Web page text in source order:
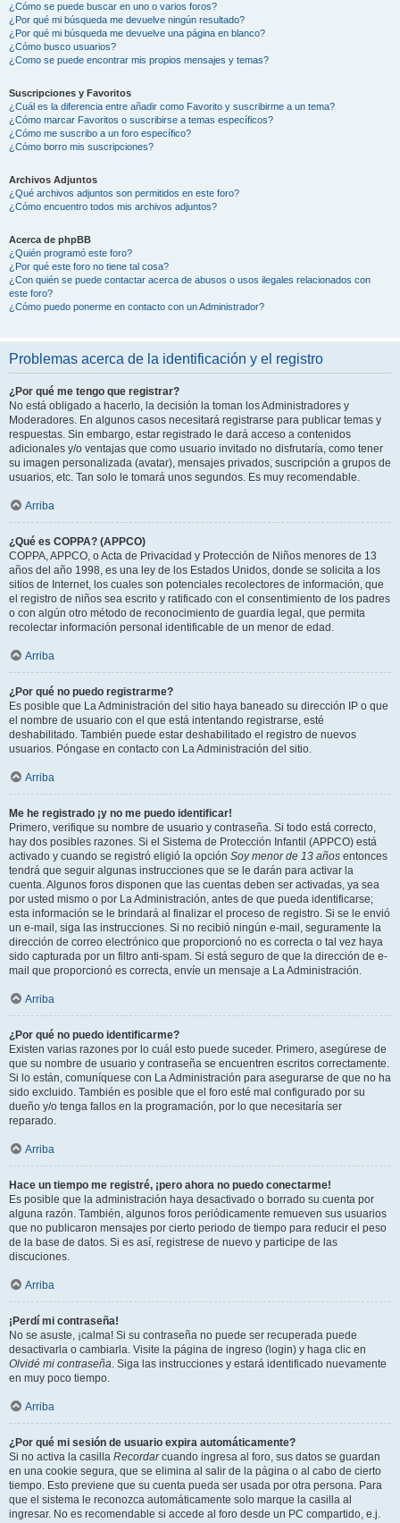
¿Cómo se puede buscar en uno o varios foros?
¿Por qué mi búsqueda me devuelve ningún resultado?
¿Por qué mi búsqueda me devuelve una página en blanco?
¿Cómo busco usuarios?
¿Como se puede encontrar mis propios mensajes y temas?
Suscripciones y Favoritos
¿Cuál es la diferencia entre añadir como Favorito y suscribirme a un tema?
¿Cómo marcar Favoritos o suscribirse a temas específicos?
¿Cómo me suscribo a un foro específico?
¿Cómo borro mis suscripciones?
Archivos Adjuntos
¿Qué archivos adjuntos son permitidos en este foro?
¿Cómo encuentro todos mis archivos adjuntos?
Acerca de phpBB
¿Quién programó este foro?
¿Por qué este foro no tiene tal cosa?
¿Con quién se puede contactar acerca de abusos o usos ilegales relacionados con
este foro?
¿Cómo puedo ponerme en contacto con un Administrador?
Problemas acerca de la identificación y el registro
¿Por qué me tengo que registrar?
No está obligado a hacerlo, la decisión la toman los Administradores y
Moderadores. En algunos casos necesitará registrarse para publicar temas y
respuestas. Sin embargo, estar registrado le dará acceso a contenidos
adicionales y/o ventajas que como usuario invitado no disfrutaría, como tener
su imagen personalizada (avatar), mensajes privados, suscripción a grupos de
usuarios, etc. Tan solo le tomará unos segundos. Es muy recomendable.
Arriba
¿Qué es COPPA? (APPCO)
COPPA, APPCO, o Acta de Privacidad y Protección de Niños menores de 13
años del año 1998, es una ley de los Estados Unidos, donde se solicita a los
sitios de Internet, los cuales son potenciales recolectores de información, que
el registro de niños sea escrito y ratificado con el consentimiento de los padres
o con algún otro método de reconocimiento de guardia legal, que permita
recolectar información personal identificable de un menor de edad.
Arriba
¿Por qué no puedo registrarme?
Es posible que La Administración del sitio haya baneado su dirección IP o que
el nombre de usuario con el que está intentando registrarse, esté
deshabilitado. También puede estar deshabilitado el registro de nuevos
usuarios. Póngase en contacto con La Administración del sitio.
Arriba
Me he registrado ¡y no me puedo identificar!
Primero, verifique su nombre de usuario y contraseña. Si todo está correcto,
hay dos posibles razones. Si el Sistema de Protección Infantil (APPCO) está
activado y cuando se registró eligió la opción Soy menor de 13 años entonces
tendrá que seguir algunas instrucciones que se le darán para activar la
cuenta. Algunos foros disponen que las cuentas deben ser activadas, ya sea
por usted mismo o por La Administración, antes de que pueda identificarse;
esta información se le brindará al finalizar el proceso de registro. Si se le envió
un e-mail, siga las instrucciones. Si no recibió ningún e-mail, seguramente la
dirección de correo electrónico que proporcionó no es correcta o tal vez haya
sido capturada por un filtro anti-spam. Si está seguro de que la dirección de e-
mail que proporcionó es correcta, envíe un mensaje a La Administración.
Arriba
¿Por qué no puedo identificarme?
Existen varias razones por lo cuál esto puede suceder. Primero, asegúrese de
que su nombre de usuario y contraseña se encuentren escritos correctamente.
Si lo están, comuníquese con La Administración para asegurarse de que no ha
sido excluido. También es posible que el foro esté mal configurado por su
dueño y/o tenga fallos en la programación, por lo que necesitaría ser
reparado.
Arriba
Hace un tiempo me registré, ¡pero ahora no puedo conectarme!
Es posible que la administración haya desactivado o borrado su cuenta por
alguna razón. También, algunos foros periódicamente remueven sus usuarios
que no publicaron mensajes por cierto periodo de tiempo para reducir el peso
de la base de datos. Si es así, registrese de nuevo y participe de las
discuciones.
Arriba
¡Perdí mi contraseña!
No se asuste, ¡calma! Si su contraseña no puede ser recuperada puede
desactivarla o cambiarla. Visite la página de ingreso (login) y haga clic en
Olvidé mi contraseña. Siga las instrucciones y estará identificado nuevamente
en muy poco tiempo.
Arriba
¿Por qué mi sesión de usuario expira automáticamente?
Si no activa la casilla Recordarcuando ingresa al foro, sus datos se guardan
en una cookie segura, que se elimina al salir de la página o al cabo de cierto
tiempo. Esto previene que su cuenta pueda ser usada por otra persona. Para
que el sistema le reconozca automáticamente solo marque la casilla al
ingresar. No es recomendable si accede al foro desde un PC compartido, e.j.